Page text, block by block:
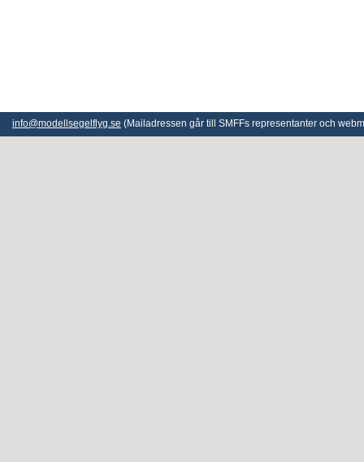
info@modellsegelflyg.se (Mailadressen går till SMFFs representanter och